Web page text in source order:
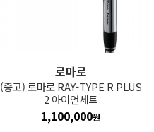
로마로
(중고) 로마로 RAY-TYPE R PLUS
2 아이언세트
1,100,000원